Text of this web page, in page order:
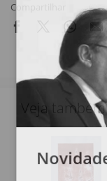
Compartilhar
Veja também